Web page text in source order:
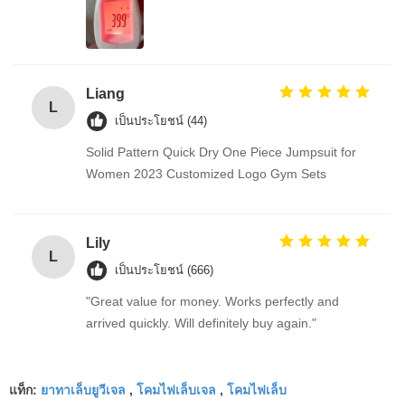
L
Liang
เป็นประโยชน์ (44)
Solid Pattern Quick Dry One Piece Jumpsuit for
Women 2023 Customized Logo Gym Sets
L
Lily
เป็นประโยชน์ (666)
"Great value for money. Works perfectly and
arrived quickly. Will definitely buy again."
แท็ก: ยาทาเล็บยูวีเจล , โคมไฟเล็บเจล , โคมไฟเล็บ